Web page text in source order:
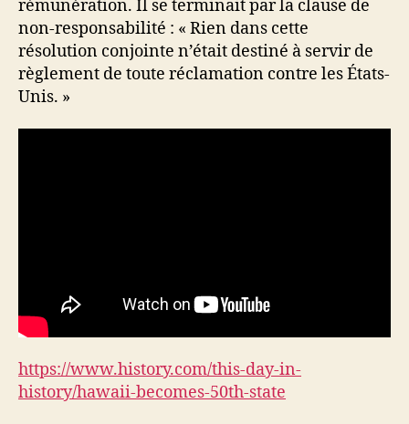
rémunération. Il se terminait par la clause de
non-responsabilité : « Rien dans cette
résolution conjointe n’était destiné à servir de
règlement de toute réclamation contre les États-
Unis. »
https://www.history.com/this-day-in-
history/hawaii-becomes-50th-state